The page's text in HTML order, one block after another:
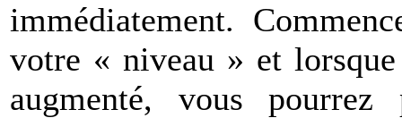
immédiatement.
votre « niveau » et
augmenté, vous